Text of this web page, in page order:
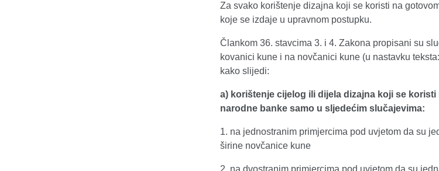
Za svako korištenje dizajna koji se koristi na
koje se izdaje u upravnom postupku.
Člankom 36. stavcima 3. i 4. Zakona propisani su
kovanici kune i na novčanici kune (u nastavku
kako slijedi:
a) korištenje cijelog ili dijela dizajna koji se
narodne banke samo u sljedećim slučajevima:
1. na jednostranim primjercima pod uvjetom da su
širine novčanice kune
2. na dvostranim primjercima pod uvjetom da su